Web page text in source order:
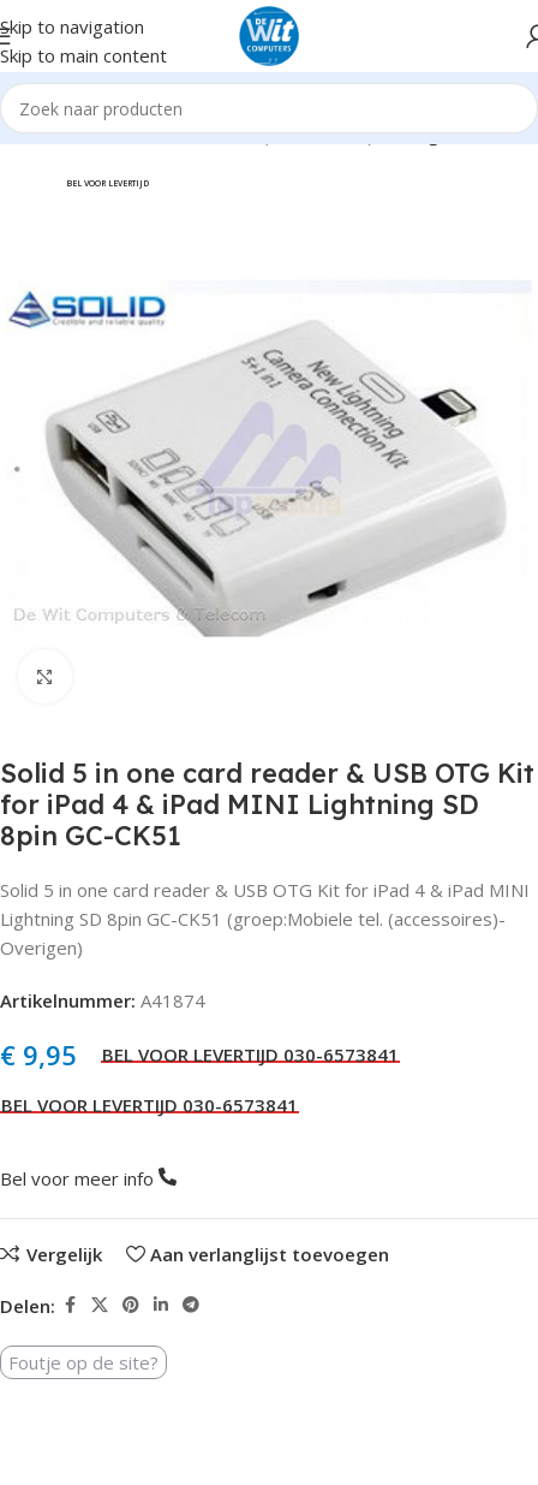
Skip to navigation
Skip to main content
Home Hardware Mobiele tel. (accessoires) Overigen
BEL VOOR LEVERTIJD
Solid 5 in one card reader & USB OTG Kit
for iPad 4 & iPad MINI Lightning SD
8pin GC-CK51
Solid 5 in one card reader & USB OTG Kit for iPad 4 & iPad MINI
Lightning SD 8pin GC-CK51 (groep:Mobiele tel. (accessoires)-
Overigen)
Artikelnummer: A41874
€ 9,95
Bel voor meer info
Vergelijk Aan verlanglijst toevoegen
Delen:
Foutje op de site?